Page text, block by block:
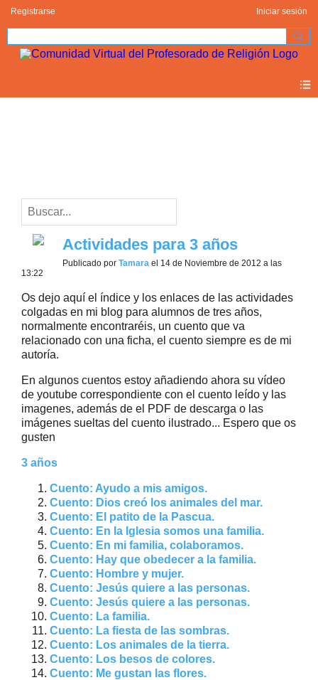
Registrarse Iniciar sesión
Actividades para 3 años
Publicado por Tamara el 14 de Noviembre de 2012 a las
13:22
Os dejo aquí el índice y los enlaces de las actividades
colgadas en mi blog para alumnos de tres años,
normalmente encontraréis, un cuento que va
relacionado con una ficha, el cuento siempre es de mi
autoría.
En algunos cuentos estoy añadiendo ahora su vídeo
de youtube correspondiente con el cuento leído y las
imagenes, además de el PDF de descarga o las
imágenes sueltas del cuento ilustrado... Espero que os
gusten
3 años
Cuento: Ayudo a mis amigos.
Cuento: Dios creó los animales del mar.
Cuento: El patito de la Pascua.
Cuento: En la Iglesia somos una familia.
Cuento: En mi familia, colaboramos.
Cuento: Hay que obedecer a la familia.
Cuento: Hombre y mujer.
Cuento: Jesús quiere a las personas.
Cuento: Jesús quiere a las personas.
Cuento: La familia.
Cuento: La fiesta de las sombras.
Cuento: Los animales de la tierra.
Cuento: Los besos de colores.
Cuento: Me gustan las flores.